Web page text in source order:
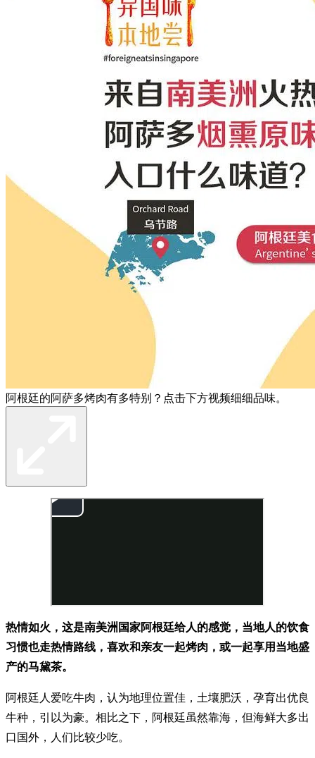
阿根廷的阿萨多烤肉有多特别？点击下方视频细细品味。
热情如火，这是南美洲国家阿根廷给人的感觉，当地人的饮食
习惯也走热情路线，喜欢和亲友一起烤肉，或一起享用当地盛
产的马黛茶。
阿根廷人爱吃牛肉，认为地理位置佳，土壤肥沃，孕育出优良
牛种，引以为豪。相比之下，阿根廷虽然靠海，但海鲜大多出
口国外，人们比较少吃。